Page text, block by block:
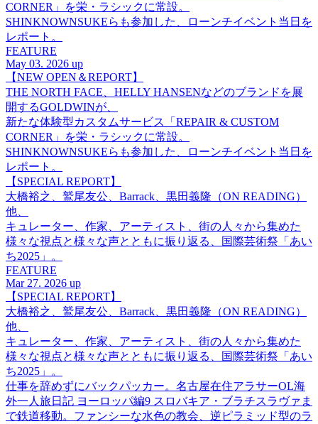
CORNER」を栄・ラシックに常設。
SHINKNOWNSUKEらも参加した、ローンチイベント当日を
レポート。
FEATURE
May 03. 2026 up
【NEW OPEN＆REPORT】
THE NORTH FACE、HELLY HANSENなどのブランドを展
開するGOLDWINが、
新たな体験型カスタムサービス「REPAIR & CUSTOM
CORNER」を栄・ラシックに常設。
SHINKNOWNSUKEらも参加した、ローンチイベント当日を
レポート。
【SPECIAL REPORT】
大橋裕之、鷲尾友公、Barrack、黒田義隆（ON READING）
他、
キュレーター、作家、アーティスト、街の人々から集めた
様々な視点と様々な声とともに振り返る、国際芸術祭「あい
ち2025」。
FEATURE
Mar 27. 2026 up
【SPECIAL REPORT】
大橋裕之、鷲尾友公、Barrack、黒田義隆（ON READING）
他、
キュレーター、作家、アーティスト、街の人々から集めた
様々な視点と様々な声とともに振り返る、国際芸術祭「あい
ち2025」。
仕事を辞めずにバックパッカー。名古屋在住アラサーOL海
外一人旅日記 ヨーロッパ編9 スロバキア・ブラチスラヴァま
で鉄道移動。ファンシーな水色の教会、逆ピラミッド型のラ